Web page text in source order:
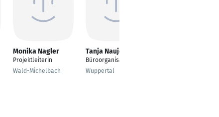
Monika Nagler
Projektleiterin
Wald-Michelbach
Tanja Naujock
Büroorganisation
Wuppertal